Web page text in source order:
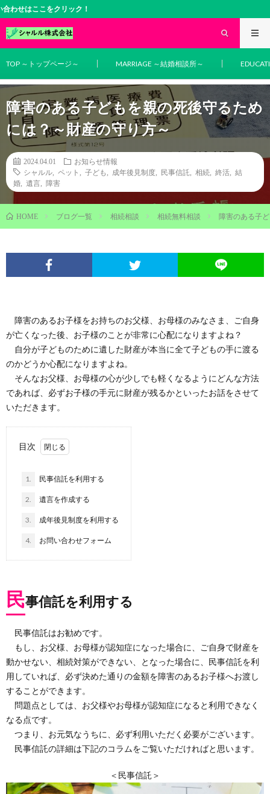
をクリック！
TOP ～トップページ～ MARRIAGE ～結婚相談所～
障害のある子どもを親の死後守るため
には？～財産の守り方～
2024.04.01
お知らせ情報
シャルル
ペット 子ども 成年後見制度 民事信託 相続 終活
結
婚
遺言 障害
HOME ブログ一覧 相続相談 相続無料相談 障害のある子
障害のあるお子様をお持ちのお父様、お母様のみなさま、ご自身
が亡くなった後、お子様のことが非常に心配になりますよね？
自分が子どものために遺した財産が本当に全て子どもの手に渡る
のかどうか心配になりますよね。
そんなお父様、お母様の心が少しでも軽くなるようにどんな方法
であれば、必ずお子様の手元に財産が残るかといったお話をさせて
いただきます。
目次
1. 民事信託を利用する
2. 遺言を作成する
3. 成年後見制度を利用する
4. お問い合わせフォーム
民事信託を利用する
民事信託はお勧めです。
もし、お父様、お母様が認知症になった場合に、ご自身で財産を
動かせない、相続対策ができない、となった場合に、民事信託を利
用していれば、必ず決めた通りの金額を障害のあるお子様へお渡し
することができます。
問題点としては、お父様やお母様が認知症になると利用できなく
なる点です。
つまり、お元気なうちに、必ず利用いただく必要がございます。
民事信託の詳細は下記のコラムをご覧いただければと思います。
＜民事信託＞